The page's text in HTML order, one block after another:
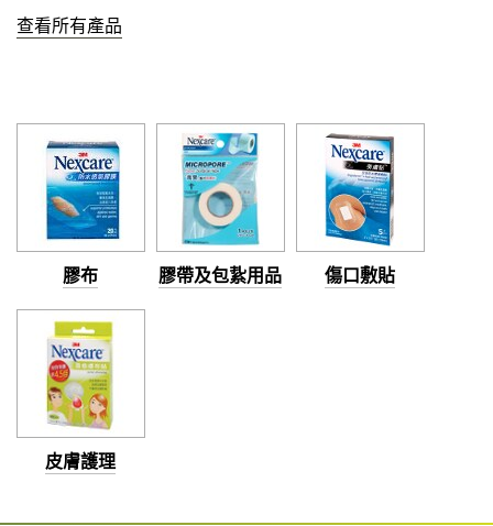
查看所有產品
膠布 膠帶及包紥用品 傷口敷貼
皮膚護理